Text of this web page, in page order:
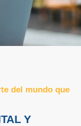
del mundo que
Y